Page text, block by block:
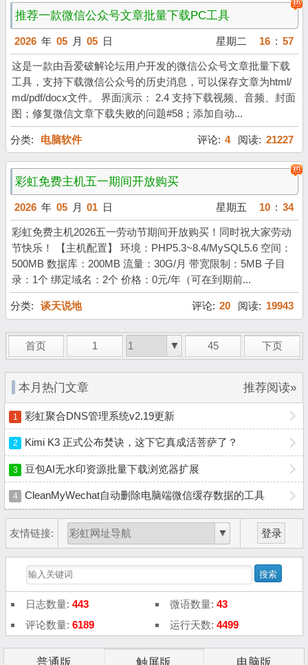
推荐一款微信公众号文章批量下载PC工具
2026 年 05 月 05 日 星期二 16 : 57
这是一款由吾爱破解论坛用户开发的微信公众号文章批量下载
工具，支持下载微信公众号的历史消息，可以保存文章为html/
md/pdf/docx文件。 界面演示： 2.4 支持下载视频、音频、封面
图；修复微信文章下载失败的问题#58；添加自动...
分类: 电脑软件 评论: 4 阅读: 21227
彩虹免费主机五一期间开放购买
2026 年 05 月 01 日 星期五 10 : 34
彩虹免费主机2026五一劳动节期间开放购买！同时祝大家劳动
节快乐！ 【主机配置】 环境：PHP5.3~8.4/MySQL5.6 空间：
500MB 数据库：200MB 流量：30G/月 带宽限制：5MB 子目
录：1个 绑定域名：2个 价格：0元/年（可在到期前...
分类: 谈天说地 评论: 20 阅读: 19943
首页 1 45 下页
本月热门文章 推荐阅读»
1 彩虹聚合DNS管理系统v2.19更新
2 Kimi K3 正式公布焚诀，这下它真成活菩萨了？
3 豆包AI无水印资源批量下载浏览器扩展
4 CleanMyWechat自动删除电脑端微信缓存数据的工具
友情链接: 登录
日志数量: 443 微语数量: 43
评论数量: 6189 运行天数: 4499
普通版 触屏版 电脑版